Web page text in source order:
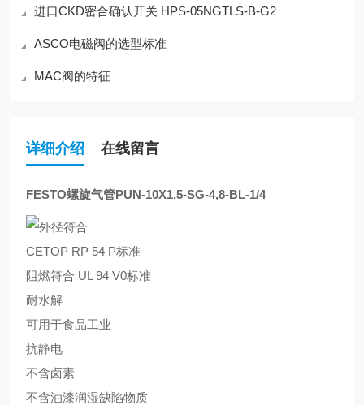
进口CKD密合确认开关 HPS-05NGTLS-B-G2
ASCO电磁阀的选型标准
MAC阀的特征
详细介绍 在线留言
FESTO螺旋气管PUN-10X1,5-SG-4,8-BL-1/4
外径符合
CETOP RP 54 P标准
阻燃符合 UL 94 V0标准
耐水解
可用于食品工业
抗静电
不含卤素
不含油漆润湿缺陷物质